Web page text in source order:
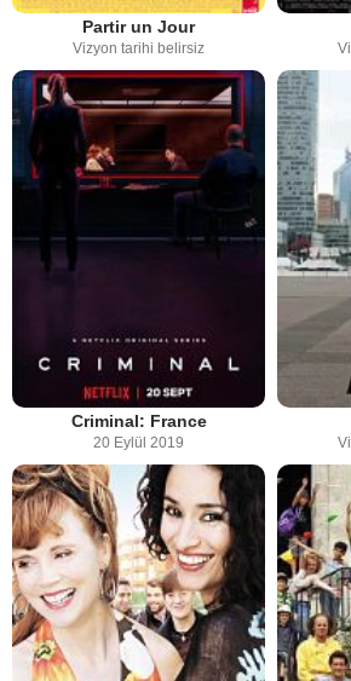
Partir un Jour
Vizyon tarihi belirsiz
Criminal: France
20 Eylül 2019